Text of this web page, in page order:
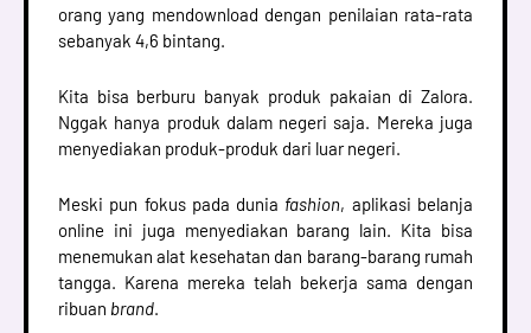
orang yang mendownload dengan penilaian rata-rata
sebanyak 4,6 bintang.
Kita bisa berburu banyak produk pakaian di Zalora.
Nggak hanya produk dalam negeri saja. Mereka juga
menyediakan produk-produk dari luar negeri.
Meski pun fokus pada dunia fashion, aplikasi belanja
online ini juga menyediakan barang lain. Kita bisa
menemukan alat kesehatan dan barang-barang rumah
tangga. Karena mereka telah bekerja sama dengan
ribuan brand.